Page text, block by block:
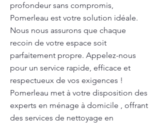
profondeur sans compromis,
Pomerleau est votre solution idéale.
Nous nous assurons que chaque
recoin de votre espace soit
parfaitement propre. Appelez-nous
pour un service rapide, efficace et
respectueux de vos exigences !
Pomerleau met à votre disposition des
experts en ménage à domicile , offrant
des services de nettoyage en